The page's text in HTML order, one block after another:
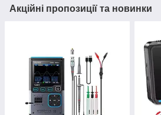
Акційні пропозиції та новинки